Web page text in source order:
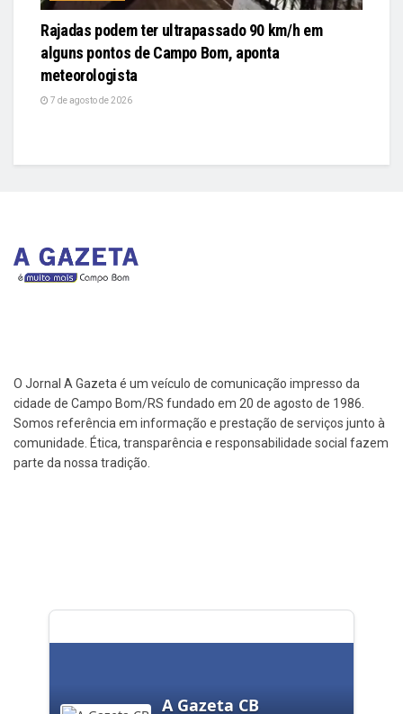
Rajadas podem ter ultrapassado 90 km/h em
alguns pontos de Campo Bom, aponta
meteorologista
7 de agosto de 2026
O Jornal A Gazeta é um veículo de comunicação impresso da
cidade de Campo Bom/RS fundado em 20 de agosto de 1986.
Somos referência em informação e prestação de serviços junto à
comunidade. Ética, transparência e responsabilidade social fazem
parte da nossa tradição.
A Gazeta CB